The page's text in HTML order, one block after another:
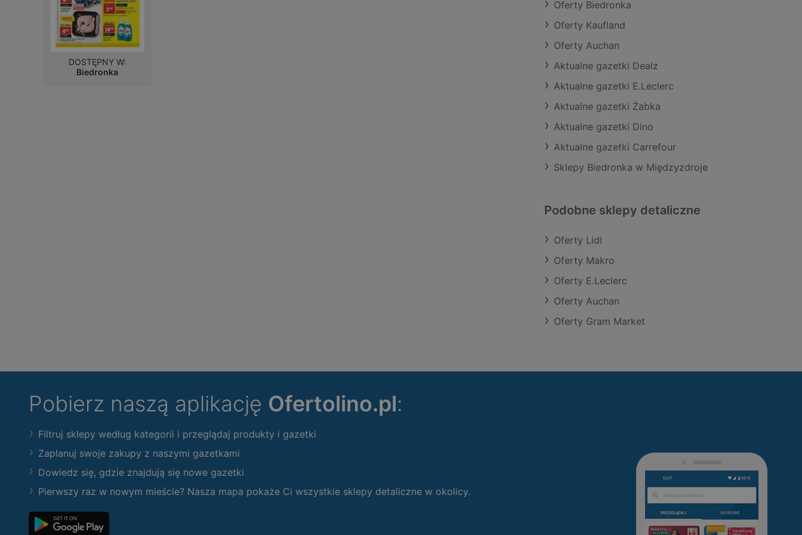
DOSTĘPNY W:
Biedronka
Oferty Biedronka
Oferty Kaufland
Oferty Auchan
Aktualne gazetki Dealz
Aktualne gazetki E.Leclerc
Aktualne gazetki Żabka
Aktualne gazetki Dino
Aktualne gazetki Carrefour
Sklepy Biedronka w Międzyzdroje
Podobne sklepy detaliczne
Oferty Lidl
Oferty Makro
Oferty E.Leclerc
Oferty Auchan
Oferty Gram Market
Pobierz naszą aplikację Ofertolino.pl:
Filtruj sklepy według kategorii i przeglądaj produkty i gazetki
Zaplanuj swoje zakupy z naszymi gazetkami
Dowiedz się, gdzie znajdują się nowe gazetki
Pierwszy raz w nowym mieście? Nasza mapa pokaże Ci wszystkie sklepy detaliczne w okolicy.